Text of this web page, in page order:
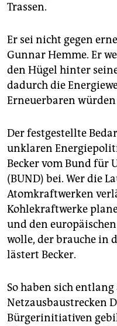
Trassen.
Er sei nicht gegen
Gunnar Hemme. Er
den Hügel hinter
dadurch die
Erneuerbaren
Der festgestellte
unklaren
Becker vom Bund für
(BUND) bei. Wer die
Atomkraftwerken
Kohlekraftwerke
und den
wolle, der brauche in
lästert Becker.
So haben sich
Netzausbaustrecken
Bürgerinitiativen